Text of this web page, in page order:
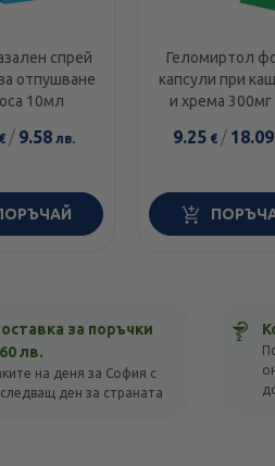
спрей
10мл
/ 9.58лв.
Геломиртол
капсули при
и хрема 300мг
9.25 € / 18.09
за поръчки
лв.
на деня за София с
ден за страната